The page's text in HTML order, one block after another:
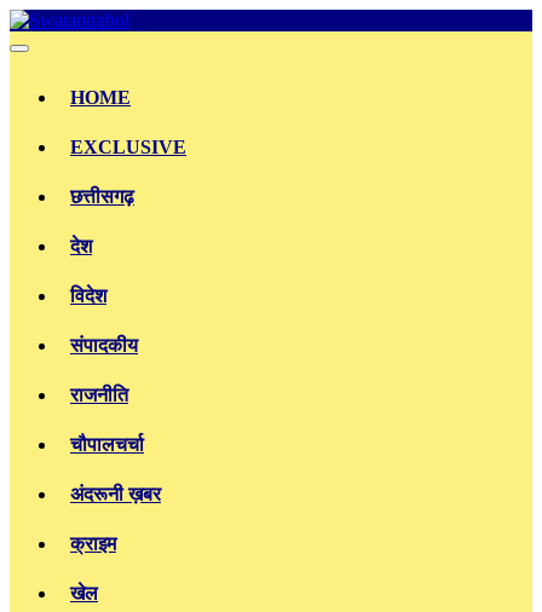
Skip
to
HOME
EXCLUSIVE
छत्तीसगढ़
देश
विदेश
संपादकीय
राजनीति
चौपालचर्चा
अंदरूनी ख़बर
क्राइम
खेल